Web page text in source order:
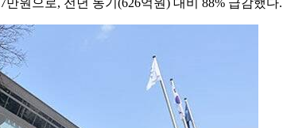
원으로, 전년 동기(626억원) 대비 88% 급감했